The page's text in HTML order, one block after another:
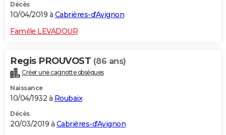
Décès
10/04/2019 à Cabrières-d'Avignon
Famille LEVADOUR
Regis PROUVOST (86 ans)
Créer une cagnotte obsèques
Naissance
10/04/1932 à Roubaix
Décès
20/03/2019 à Cabrières-d'Avignon